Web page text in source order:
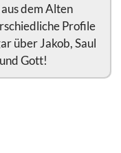
dem Alten
Profile
über Jakob, Saul
Gott!